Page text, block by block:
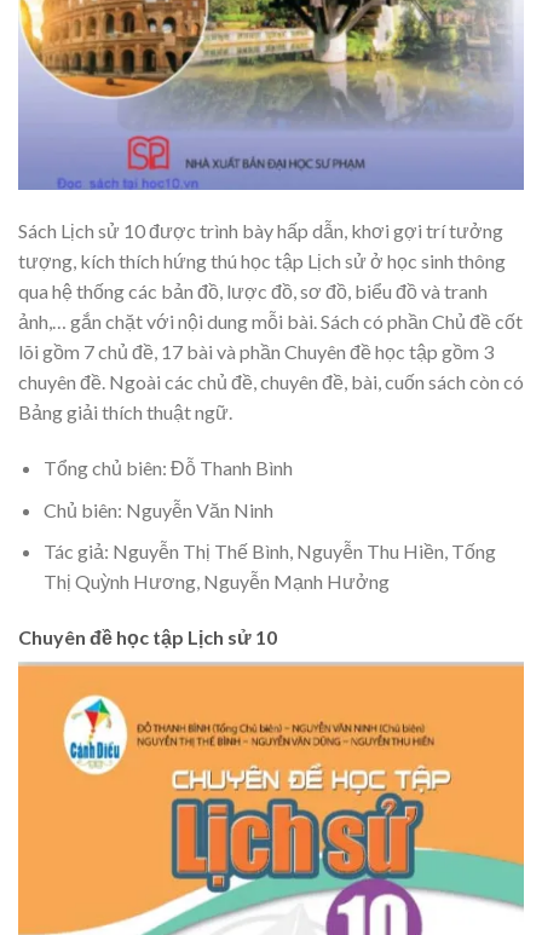
Sách Lịch sử 10 được trình bày hấp dẫn, khơi gợi trí tưởng
tượng, kích thích hứng thú học tập Lịch sử ở học sinh thông
qua hệ thống các bản đồ, lược đồ, sơ đồ, biểu đồ và tranh
ảnh,… gắn chặt với nội dung mỗi bài. Sách có phần Chủ đề cốt
lõi gồm 7 chủ đề, 17 bài và phần Chuyên đề học tập gồm 3
chuyên đề. Ngoài các chủ đề, chuyên đề, bài, cuốn sách còn có
Bảng giải thích thuật ngữ.
Tổng chủ biên: Đỗ Thanh Bình
Chủ biên: Nguyễn Văn Ninh
Tác giả: Nguyễn Thị Thế Bình, Nguyễn Thu Hiền, Tống
Thị Quỳnh Hương, Nguyễn Mạnh Hưởng
Chuyên đề học tập Lịch sử 10